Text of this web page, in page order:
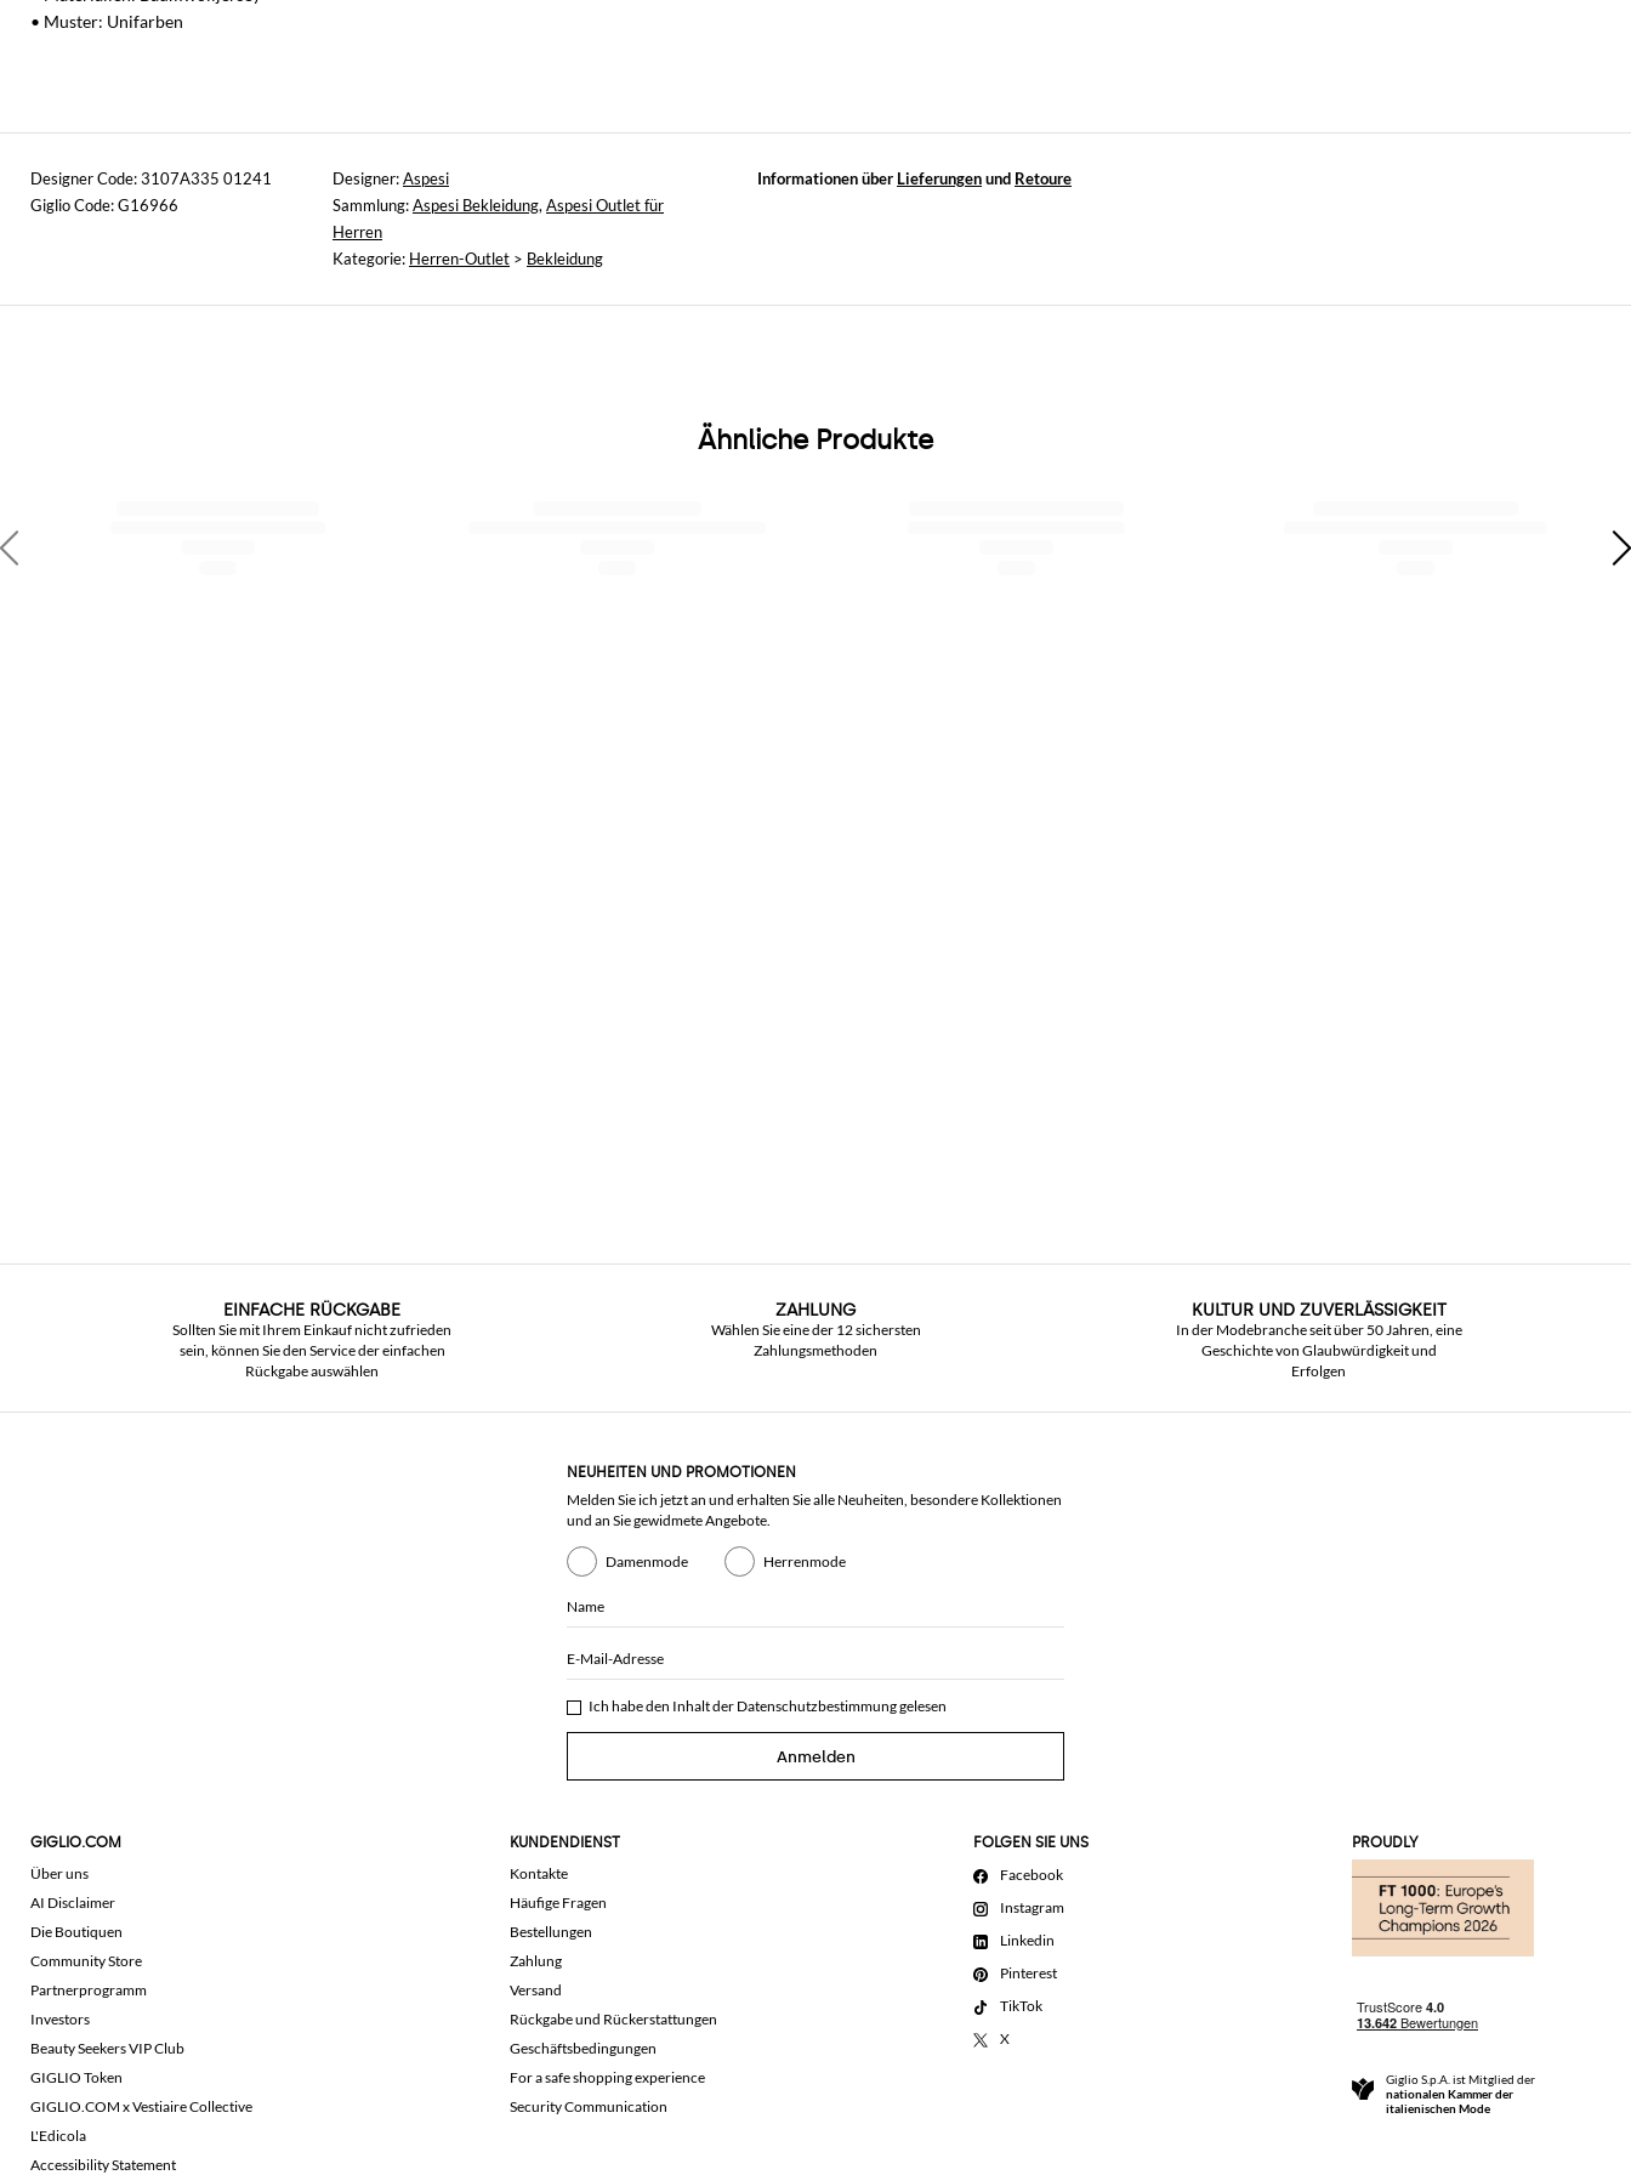
• Muster: Unifarben
Designer Code: 3107A335 01241
Giglio Code: G16966
Designer:Aspesi
Sammlung:Aspesi Bekleidung,Aspesi Outlet für
Herren
Kategorie: Herren-Outlet > Bekleidung
Informationen über Lieferungenund Retoure
Ähnliche Produkte
EINFACHE RÜCKGABE
Sollten Sie mit Ihrem Einkauf nicht zufrieden
sein, können Sie den Service der einfachen
Rückgabe auswählen
ZAHLUNG
Wählen Sie eine der 12 sichersten
Zahlungsmethoden
KULTUR UND ZUVERLÄSSIGKEIT
In der Modebranche seit über 50 Jahren, eine
Geschichte von Glaubwürdigkeit und
Erfolgen
NEUHEITEN UND PROMOTIONEN
Melden Sie ich jetzt an und erhalten Sie alle Neuheiten, besondere Kollektionen
und an Sie gewidmete Angebote.
Damenmode Herrenmode
Name
E-Mail-Adresse
Ich habe den Inhalt der Datenschutzbestimmunggelesen
Anmelden
GIGLIO.COM
Über uns
AI Disclaimer
Die Boutiquen
Community Store
Partnerprogramm
Investors
Beauty Seekers VIP Club
GIGLIO Token
GIGLIO.COM x Vestiaire Collective
L'Edicola
Accessibility Statement
KUNDENDIENST
Kontakte
Häufige Fragen
Bestellungen
Zahlung
Versand
Rückgabe und Rückerstattungen
Geschäftsbedingungen
For a safe shopping experience
Security Communication
FOLGEN SIE UNS
Facebook
Instagram
Linkedin
Pinterest
TikTok
X
PROUDLY
Giglio S.p.A. ist Mitglied der
nationalen Kammer der
italienischen Mode